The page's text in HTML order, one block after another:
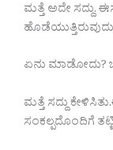
ಮತ್ತೆ ಅದೇ
ಏನು ಮಾಡೋದು?
ಮತ್ತೆ ಸದ್ದು
ಸಂಕಲ್ಪದೊಂದಿಗೆ